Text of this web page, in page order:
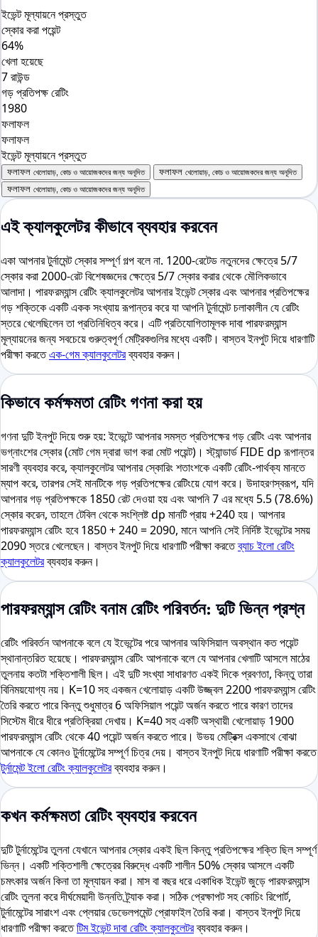
ইভেন্ট মূল্যায়নে প্রস্তুত
স্কোর করা পয়েন্ট
64%
খেলা হয়েছে
7 রাউন্ড
গড় প্রতিপক্ষ রেটিং
1980
ফলাফল
ফলাফল
ইভেন্ট মূল্যায়নে প্রস্তুত
ফলাফল খেলোয়াড়, কোচ ও আয়োজকদের জন্য অনূদিত ফলাফল খেলোয়াড়, কোচ ও আয়োজকদের জন্য অনূদিত
ফলাফল খেলোয়াড়, কোচ ও আয়োজকদের জন্য অনূদিত
এই ক্যালকুলেটর কীভাবে ব্যবহার করবেন
একা আপনার টুর্নামেন্ট স্কোর সম্পূর্ণ গল্প বলে না. 1200-রেটেড নতুনদের ক্ষেত্রে 5/7
স্কোর করা 2000-রেট বিশেষজ্ঞদের ক্ষেত্রে 5/7 স্কোর করার থেকে মৌলিকভাবে
আলাদা। পারফরম্যান্স রেটিং ক্যালকুলেটর আপনার ইভেন্ট স্কোর এবং আপনার প্রতিপক্ষের
গড় শক্তিকে একটি একক সংখ্যায় রূপান্তর করে যা আপনি টুর্নামেন্ট চলাকালীন যে রেটিং
স্তরে খেলেছিলেন তা প্রতিনিধিত্ব করে। এটি প্রতিযোগিতামূলক দাবা পারফরম্যান্স
মূল্যায়নের জন্য সবচেয়ে গুরুত্বপূর্ণ মেট্রিকগুলির মধ্যে একটি। বাস্তব ইনপুট দিয়ে ধারণাটি
পরীক্ষা করতেএক-গেম ক্যালকুলেটরব্যবহার করুন।
কিভাবে কর্মক্ষমতা রেটিং গণনা করা হয়
গণনা দুটি ইনপুট দিয়ে শুরু হয়: ইভেন্টে আপনার সমস্ত প্রতিপক্ষের গড় রেটিং এবং আপনার
ভগ্নাংশের স্কোর (মোট গেম দ্বারা ভাগ করা মোট পয়েন্ট)। স্ট্যান্ডার্ড FIDE dp রূপান্তর
সারণী ব্যবহার করে, ক্যালকুলেটর আপনার স্কোরিং শতাংশকে একটি রেটিং-পার্থক্য মানতে
ম্যাপ করে, তারপর সেই মানটিকে গড় প্রতিপক্ষের রেটিংয়ে যোগ করে। উদাহরণস্বরূপ, যদি
আপনার গড় প্রতিপক্ষকে 1850 রেট দেওয়া হয় এবং আপনি 7 এর মধ্যে 5.5 (78.6%)
স্কোর করেন, তাহলে টেবিল থেকে সংশ্লিষ্ট dp মানটি প্রায় +240 হয়। আপনার
পারফরম্যান্স রেটিং হবে 1850 + 240 = 2090, মানে আপনি সেই নির্দিষ্ট ইভেন্টের সময়
2090 স্তরে খেলেছেন। বাস্তব ইনপুট দিয়ে ধারণাটি পরীক্ষা করতেব্যাচ ইলো রেটিং
ক্যালকুলেটরব্যবহার করুন।
পারফরম্যান্স রেটিং বনাম রেটিং পরিবর্তন: দুটি ভিন্ন প্রশ্ন
রেটিং পরিবর্তন আপনাকে বলে যে ইভেন্টের পরে আপনার অফিসিয়াল অবস্থান কত পয়েন্ট
স্থানান্তরিত হয়েছে। পারফরম্যান্স রেটিং আপনাকে বলে যে আপনার খেলাটি আসলে মাঠের
তুলনায় কতটা শক্তিশালী ছিল। এই দুটি সংখ্যা সাধারণত একই দিকে প্রবণতা, কিন্তু তারা
বিনিময়যোগ্য নয়। K=10 সহ একজন খেলোয়াড় একটি উজ্জ্বল 2200 পারফরম্যান্স রেটিং
তৈরি করতে পারে কিন্তু শুধুমাত্র 6 অফিসিয়াল পয়েন্ট অর্জন করতে পারে কারণ তাদের
সিস্টেম ধীরে ধীরে প্রতিক্রিয়া দেখায়। K=40 সহ একটি অস্থায়ী খেলোয়াড় 1900
পারফরম্যান্স রেটিং থেকে 40 পয়েন্ট অর্জন করতে পারে। উভয় মেট্রিক্স একসাথে বোঝা
আপনাকে যে কোনও টুর্নামেন্টের সম্পূর্ণ চিত্র দেয়। বাস্তব ইনপুট দিয়ে ধারণাটি পরীক্ষা করতে
টুর্নামেন্ট ইলো রেটিং ক্যালকুলেটরব্যবহার করুন।
কখন কর্মক্ষমতা রেটিং ব্যবহার করবেন
দুটি টুর্নামেন্টের তুলনা যেখানে আপনার স্কোর একই ছিল কিন্তু প্রতিপক্ষের শক্তি ছিল সম্পূর্ণ
ভিন্ন। একটি শক্তিশালী ক্ষেত্রের বিরুদ্ধে একটি শালীন 50% স্কোর আসলে একটি
চমৎকার অর্জন কিনা তা মূল্যায়ন করা। মাস বা বছর ধরে একাধিক ইভেন্ট জুড়ে পারফরম্যান্স
রেটিং তুলনা করে দীর্ঘমেয়াদী উন্নতি ট্র্যাক করা। সঠিক প্রেক্ষাপট সহ কোচিং রিপোর্ট,
টুর্নামেন্টের সারাংশ এবং প্লেয়ার ডেভেলপমেন্ট প্রোফাইল তৈরি করা। বাস্তব ইনপুট দিয়ে
ধারণাটি পরীক্ষা করতেটিম ইভেন্ট দাবা রেটিং ক্যালকুলেটরব্যবহার করুন।